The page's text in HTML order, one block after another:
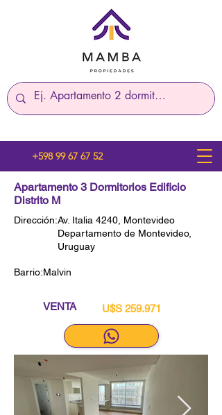
+598 99 67 67 52
Apartamento 3 Dormitorios Edificio
Distrito M
Dirección:Av. Italia 4240, Montevideo
Departamento de Montevideo,
Uruguay
Barrio:Malvin
VENTA U$S 259.971